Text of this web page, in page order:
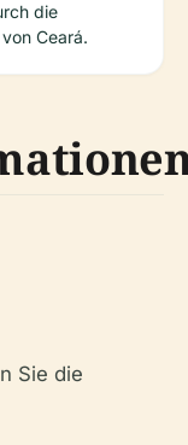
die
Ceará.
Sie die